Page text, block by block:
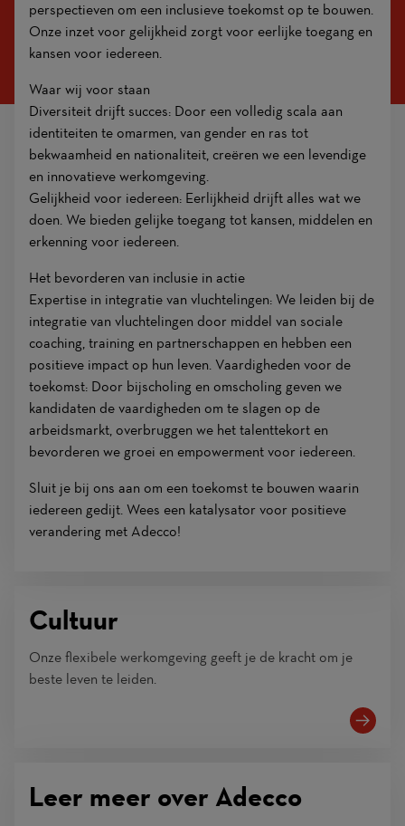
perspectieven om een inclusieve toekomst op te bouwen.
Onze inzet voor gelijkheid zorgt voor eerlijke toegang en
kansen voor iedereen.
Waar wij voor staan
Diversiteit drijft succes: Door een volledig scala aan
identiteiten te omarmen, van gender en ras tot
bekwaamheid en nationaliteit, creëren we een levendige
en innovatieve werkomgeving.
Gelijkheid voor iedereen: Eerlijkheid drijft alles wat we
doen. We bieden gelijke toegang tot kansen, middelen en
erkenning voor iedereen.
Het bevorderen van inclusie in actie
Expertise in integratie van vluchtelingen: We leiden bij de
integratie van vluchtelingen door middel van sociale
coaching, training en partnerschappen en hebben een
positieve impact op hun leven. Vaardigheden voor de
toekomst: Door bijscholing en omscholing geven we
kandidaten de vaardigheden om te slagen op de
arbeidsmarkt, overbruggen we het talenttekort en
bevorderen we groei en empowerment voor iedereen.
Sluit je bij ons aan om een toekomst te bouwen waarin
iedereen gedijt. Wees een katalysator voor positieve
verandering met Adecco!
Cultuur
Onze flexibele werkomgeving geeft je de kracht om je
beste leven te leiden.
Leer meer over Adecco